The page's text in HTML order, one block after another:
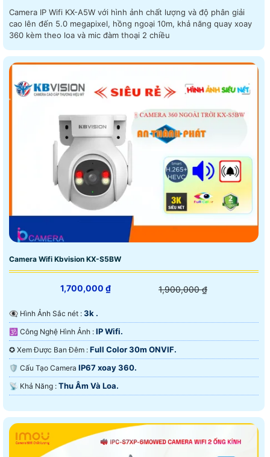
Camera IP Wifi KX-A5W với hình ảnh chất lượng và độ phân giải
cao lên đến 5.0 megapixel, hồng ngoại 10m, khả năng quay xoay
360 kèm theo loa và mic đàm thoại 2 chiều
Camera Wifi Kbvision KX-S5BW
1,700,000 ₫ 1,900,000 ₫
👁️‍🗨 Hình Ảnh Sắc nét : 3k .
🕉️ Công Nghệ Hình Ảnh : IP Wifi.
✪ Xem Được Ban Đêm : Full Color 30m ONVIF.
🛡 Cấu Tạo Camera IP67 xoay 360.
️📡 Khả Năng : Thu Âm Và Loa.